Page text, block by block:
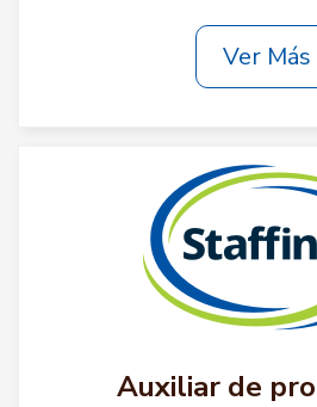
Ver Más
Auxiliar de